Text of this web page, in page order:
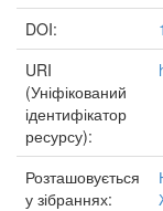
DOI:
URI
(Уніфікований
ідентифікатор
ресурсу):
Розташовується
у зібраннях: